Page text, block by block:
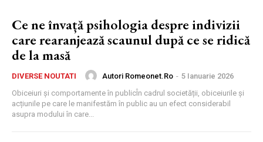
Ce ne învață psihologia despre indivizii
care rearanjează scaunul după ce se ridică
de la masă
DIVERSE NOUTATI Autori Romeonet.ro - 5 Ianuarie 2026
Obiceiuri și comportamente în publicÎn cadrul societății, obiceiurile și
acțiunile pe care le manifestăm în public au un efect considerabil
asupra modului în care...